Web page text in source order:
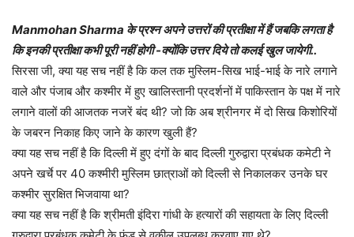
Manmohan Sharma के प्रश्न अपने उत्तरों की प्रतीक्षा में हैं जबकि लगता है
कि इनकी प्रतीक्षा कभी पूरी नहीं होगी -क्योंकि उत्तर दिये तो कलई खुल जायेगी..
सिरसा जी, क्या यह सच नहीं है कि कल तक मुस्लिम-सिख भाई-भाई के नारे लगाने
वाले और पंजाब और कश्मीर में हुए खालिस्तानी प्रदर्शनों में पाकिस्तान के पक्ष में नारे
लगाने वालों की आजतक नजरें बंद थी? जो कि अब श्रीनगर में दो सिख किशोरियों
के जबरन निकाह किए जाने के कारण खुली हैं?
क्या यह सच नहीं है कि दिल्ली में हुए दंगों के बाद दिल्ली गुरुद्वारा प्रबंधक कमेटी ने
अपने खर्चे पर 40 कश्मीरी मुस्लिम छात्राओं को दिल्ली से निकालकर उनके घर
कश्मीर सुरक्षित भिजवाया था?
क्या यह सच नहीं है कि श्रीमती इंदिरा गांधी के हत्यारों की सहायता के लिए दिल्ली